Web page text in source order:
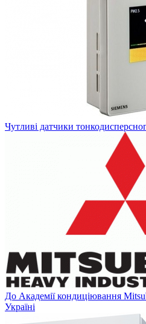
Чутливі датчики
До Академії кондиціювання
Україні